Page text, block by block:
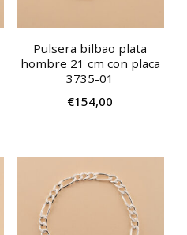
Pulsera bilbao plata
hombre 21 cm con placa
3735-01
€154,00